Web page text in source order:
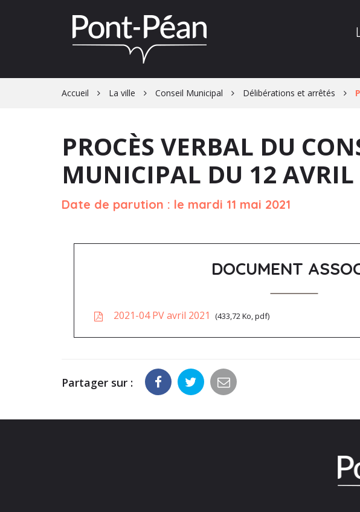
Accueil La ville Conseil Municipal Délibérations et arrêtés
PROCÈS VERBAL DU
MUNICIPAL DU 12 AVRIL
Date de parution : le mardi 11 mai 2021
DOCUMENT
2021-04 PV avril 2021 433,72 Ko, pdf
Partager sur :